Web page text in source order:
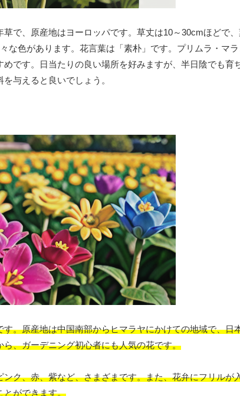
で、原産地はヨーロッパです。草丈は10～30cmほどで
な色があります。花言葉は「素朴」です。プリムラ・マ
です。日当たりの良い場所を好みますが、半日陰でも育
与えると良いでしょう。
。原産地は中国南部からヒマラヤにかけての地域で、日
、ガーデニング初心者にも人気の花です。
ンク、赤、紫など、さまざまです。また、花弁にフリルが
とができます。